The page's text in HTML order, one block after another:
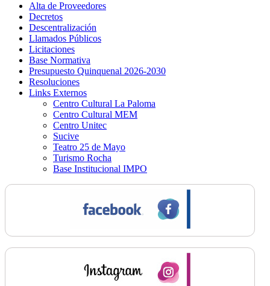
Alta de Proveedores
Decretos
Descentralización
Llamados Públicos
Licitaciones
Base Normativa
Presupuesto Quinquenal 2026-2030
Resoluciones
Links Externos
Centro Cultural La Paloma
Centro Cultural MEM
Centro Unitec
Sucive
Teatro 25 de Mayo
Turismo Rocha
Base Institucional IMPO